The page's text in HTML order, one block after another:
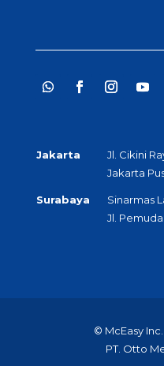
Jakarta
Jl. Cikini
Jakarta
Surabaya
Sinarmas
Jl. Pemuda
© McEasy
PT. Otto